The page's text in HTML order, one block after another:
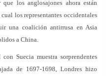
los anglosajones ahora están
los representantes occidentales
una coalición antirrusa en Asia
a China.
Suecia muestra sorprendentes
de 1697-1698, Londres hizo